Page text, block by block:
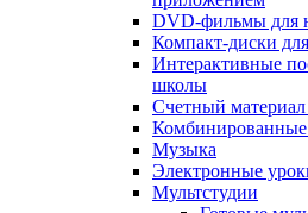
DVD-фильмы для
Компакт-диски
Интерактивные
школы
Счетный
Комбинированные
Музыка
Электронные
Мультстудии